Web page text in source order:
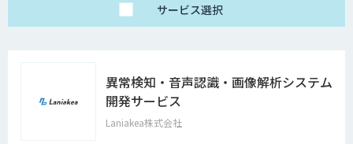
サービス選択
異常検知・音声認識・画像解析システム
開発サービス
Laniakea株式会社